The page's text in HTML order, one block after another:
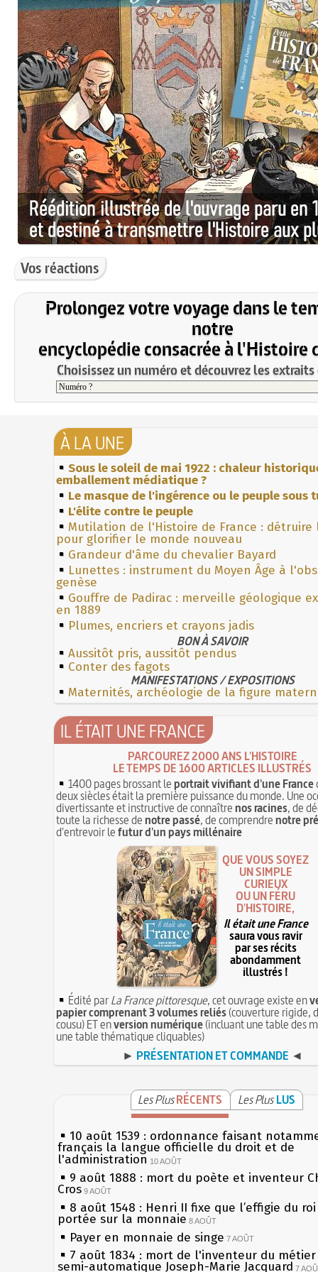
Vos réactions
Prolongez votre voyage dans le
notre
encyclopédie consacrée à l'Histoire
Choisissez un numéro et découvrez les
À LA UNE
Sous le soleil de mai 1922 : chaleur
emballement médiatique ?
Le masque de l'ingérence ou le peuple sous
L'élite contre le peuple
Mutilation de l'Histoire de France : détruire
pour glorifier le monde nouveau
Grandeur d'âme du chevalier Bayard
Lunettes : instrument du Moyen Âge à
genèse
Gouffre de Padirac : merveille géologique
en 1889
Plumes, encriers et crayons jadis
BON À SAVOIR
Aussitôt pris, aussitôt pendus
Conter des fagots
MANIFESTATIONS / EXPOSITIONS
Maternités, archéologie de la figure
IL ÉTAIT UNE FRANCE
PARCOUREZ 2000 ANS L'HISTOIRE
LE TEMPS DE 1600 ARTICLES ILLUSTRÉS
1400 pages brossant leportrait vivifiant d'une France
deux siècles était la première puissance du monde. Une
divertissante et instructive de connaîtrenos racines, de
toute la richesse denotre passé, de comprendrenotre
d'entrevoir lefutur d'un pays millénaire
QUE VOUS SOYEZ
UN SIMPLE
CURIEUX
OU UN FÉRU
D'HISTOIRE,
Il était une France
saura vous ravir
par ses récits
abondamment
illustrés !
Édité parLa France pittoresque, cet ouvrage existe en
papier comprenant 3 volumes reliés(couverture rigide,
cousu) ET enversion numérique(incluant une table des
une table thématique cliquables)
► PRÉSENTATION ET COMMANDE ◄
Les PlusRÉCENTS Les Plus LUS
10 août 1539 : ordonnance faisant
français la langue officielle du droit et de
l'administration 10 AOÛT
9 août 1888 : mort du poète et inventeur
Cros 9 AOÛT
8 août 1548 : Henri II fixe que l’effigie du
portée sur la monnaie 8 AOÛT
Payer en monnaie de singe 7 AOÛT
7 août 1834 : mort de l'inventeur du
semi-automatique Joseph-Marie Jacquard 7